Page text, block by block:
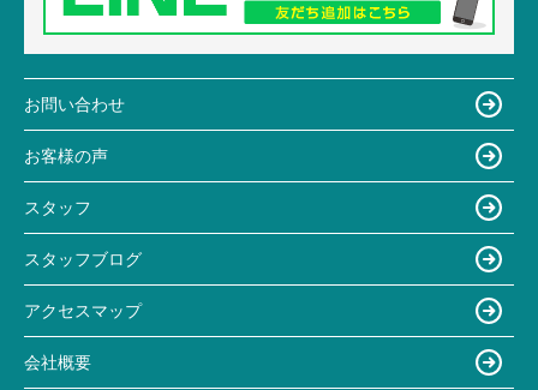
お問い合わせ
お客様の声
スタッフ
スタッフブログ
アクセスマップ
会社概要